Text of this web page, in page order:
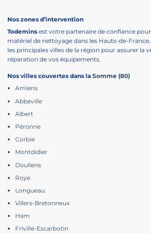
Nos zones d’intervention
Todemins est votre partenaire de confiance
matériel de nettoyage dans les Hauts-de-
les principales villes de la région pour assurer la
réparation de vos équipements.
Nos villes couvertes dans la Somme (80)
Amiens
Abbeville
Albert
Péronne
Corbie
Montdidier
Doullens
Roye
Longueau
Villers-Bretonneux
Ham
Friville-Escarbotin